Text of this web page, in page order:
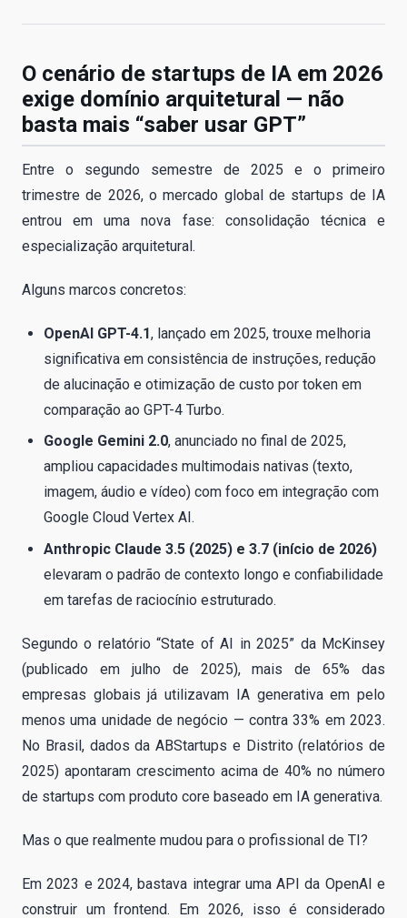
O cenário de startups de IA em 2026
exige domínio arquitetural — não
basta mais “saber usar GPT”
Entre o segundo semestre de 2025 e o primeiro
trimestre de 2026, o mercado global de startups de IA
entrou em uma nova fase: consolidação técnica e
especialização arquitetural.
Alguns marcos concretos:
OpenAI GPT-4.1, lançado em 2025, trouxe melhoria
significativa em consistência de instruções, redução
de alucinação e otimização de custo por token em
comparação ao GPT-4 Turbo.
Google Gemini 2.0, anunciado no final de 2025,
ampliou capacidades multimodais nativas (texto,
imagem, áudio e vídeo) com foco em integração com
Google Cloud Vertex AI.
Anthropic Claude 3.5 (2025) e 3.7 (início de 2026)
elevaram o padrão de contexto longo e confiabilidade
em tarefas de raciocínio estruturado.
Segundo o relatório “State of AI in 2025” da McKinsey
(publicado em julho de 2025), mais de 65% das
empresas globais já utilizavam IA generativa em pelo
menos uma unidade de negócio — contra 33% em 2023.
No Brasil, dados da ABStartups e Distrito (relatórios de
2025) apontaram crescimento acima de 40% no número
de startups com produto core baseado em IA generativa.
Mas o que realmente mudou para o profissional de TI?
Em 2023 e 2024, bastava integrar uma API da OpenAI e
construir um frontend. Em 2026, isso é considerado